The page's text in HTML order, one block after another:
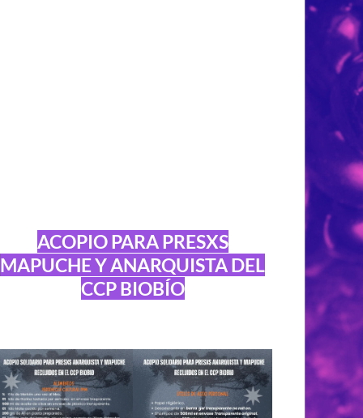
ACOPIO PARA PRESXS
MAPUCHE Y ANARQUISTA DEL
CCP BIOBÍO